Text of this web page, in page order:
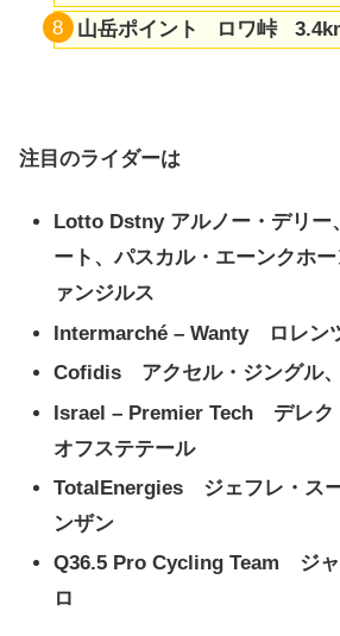
山岳ポイント ロワ峠
注目のライダーは
Lotto Dstny アルノー・デリー
ート、パスカル・エーンクホ
ァンジルス
Intermarché – Wanty ロレン
Cofidis アクセル・ジングル
Israel – Premier Tech デレク
オフステテール
TotalEnergies ジェフレ・ス
ンザン
Q36.5 Pro Cycling Team ジ
ロ